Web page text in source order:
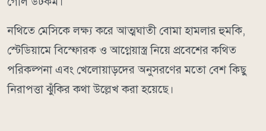
নথিতে মেসিকে লক্ষ্য করে আত্মঘাতী বোমা হামলার হুমকি,
স্টেডিয়ামে বিস্ফোরক ও আগ্নেয়াস্ত্র নিয়ে প্রবেশের কথিত
পরিকল্পনা এবং খেলোয়াড়দের অনুসরণের মতো বেশ কিছু
নিরাপত্তা ঝুঁকির কথা উল্লেখ করা হয়েছে।